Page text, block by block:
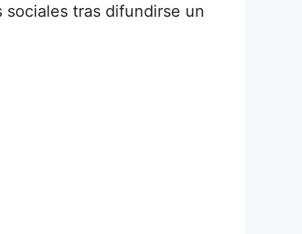
tras difundirse un